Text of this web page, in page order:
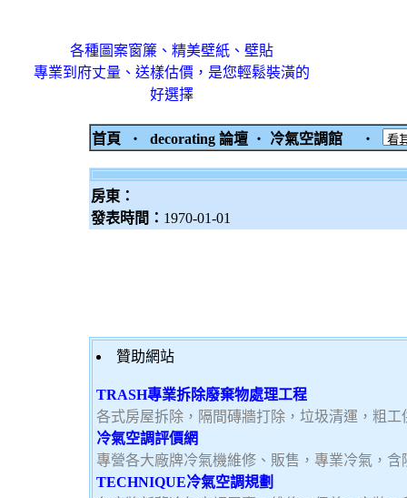
各種圖案窗簾、精美壁紙、壁貼
專業到府丈量、送樣估價，是您輕鬆裝潢的
好選擇
首頁 ‧ decorating 論壇 ‧ 冷氣空調館 ‧
房東：
發表時間： 1970-01-01
贊助網站
TRASH專業拆除廢棄物處理工程
各式房屋拆除，隔間磚牆打除，垃圾清運，粗工
冷氣空調評價網
專營各大廠牌冷氣機維修、販售，專業冷氣，
TECHNIQUE冷氣空調規劃